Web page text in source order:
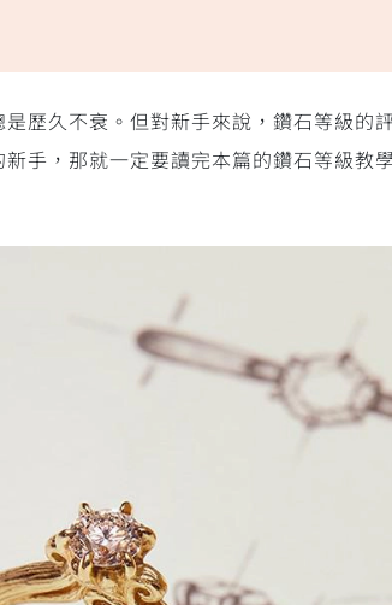
歷久不衰。但對新手來說，鑽石等級的
手，那就一定要讀完本篇的鑽石等級教